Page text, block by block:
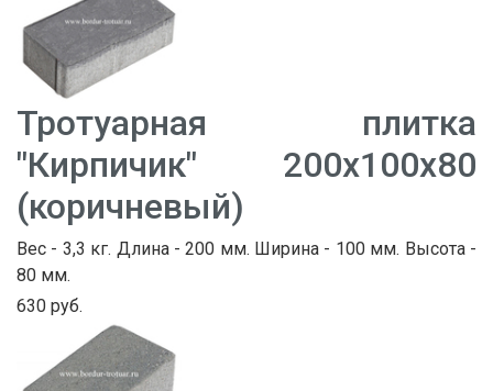
Тротуарная плитка
"Кирпичик" 200х100х80
(коричневый)
Вес - 3,3 кг. Длина - 200 мм. Ширина - 100 мм. Высота -
80 мм.
630 руб.